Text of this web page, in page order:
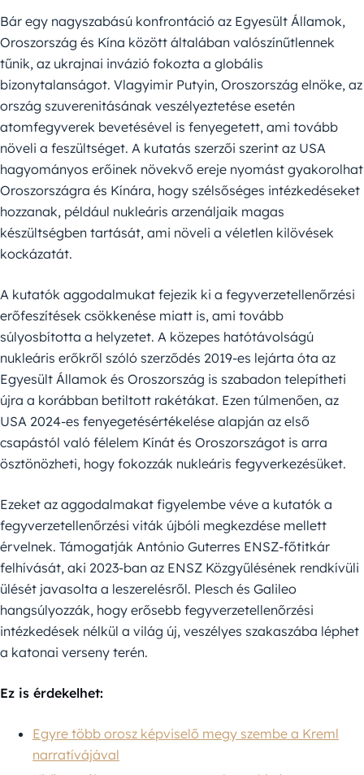
Bár egy nagyszabású konfrontáció az Egyesült Államok,
Oroszország és Kína között általában valószínűtlennek
tűnik, az ukrajnai invázió fokozta a globális
bizonytalanságot. Vlagyimir Putyin, Oroszország elnöke, az
ország szuverenitásának veszélyeztetése esetén
atomfegyverek bevetésével is fenyegetett, ami tovább
növeli a feszültséget. A kutatás szerzői szerint az USA
hagyományos erőinek növekvő ereje nyomást gyakorolhat
Oroszországra és Kínára, hogy szélsőséges intézkedéseket
hozzanak, például nukleáris arzenáljaik magas
készültségben tartását, ami növeli a véletlen kilövések
kockázatát.
A kutatók aggodalmukat fejezik ki a fegyverzetellenőrzési
erőfeszítések csökkenése miatt is, ami tovább
súlyosbította a helyzetet. A közepes hatótávolságú
nukleáris erőkről szóló szerződés 2019-es lejárta óta az
Egyesült Államok és Oroszország is szabadon telepítheti
újra a korábban betiltott rakétákat. Ezen túlmenően, az
USA 2024-es fenyegetésértékelése alapján az első
csapástól való félelem Kínát és Oroszországot is arra
ösztönözheti, hogy fokozzák nukleáris fegyverkezésüket.
Ezeket az aggodalmakat figyelembe véve a kutatók a
fegyverzetellenőrzési viták újbóli megkezdése mellett
érvelnek. Támogatják António Guterres ENSZ-főtitkár
felhívását, aki 2023-ban az ENSZ Közgyűlésének rendkívüli
ülését javasolta a leszerelésről. Plesch és Galileo
hangsúlyozzák, hogy erősebb fegyverzetellenőrzési
intézkedések nélkül a világ új, veszélyes szakaszába léphet
a katonai verseny terén.
Ez is érdekelhet:
Egyre több orosz képviselő megy szembe a Kreml
narratívájával